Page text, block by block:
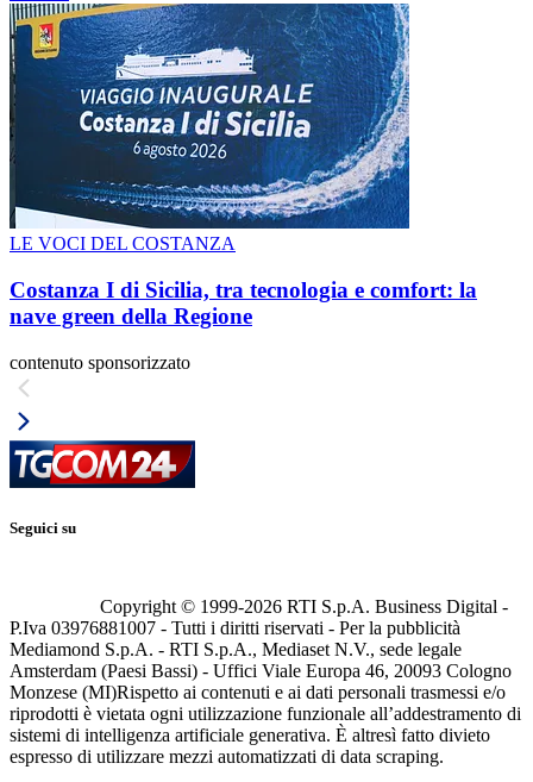
LE VOCI DEL COSTANZA
Costanza I di Sicilia, tra tecnologia e comfort: la
nave green della Regione
contenuto sponsorizzato
Seguici su
Copyright © 1999-2026 RTI S.p.A. Business Digital -
P.Iva 03976881007 - Tutti i diritti riservati - Per la pubblicità
Mediamond S.p.A. - RTI S.p.A., Mediaset N.V., sede legale
Amsterdam (Paesi Bassi) - Uffici Viale Europa 46, 20093 Cologno
Monzese (MI)Rispetto ai contenuti e ai dati personali trasmessi e/o
riprodotti è vietata ogni utilizzazione funzionale all’addestramento di
sistemi di intelligenza artificiale generativa. È altresì fatto divieto
espresso di utilizzare mezzi automatizzati di data scraping.